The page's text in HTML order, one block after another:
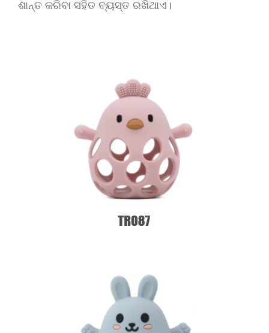
ଶାନ୍ତ କରିବା ସହିତ ବ୍ୟସ୍ତ ରଖିଥାଏ।